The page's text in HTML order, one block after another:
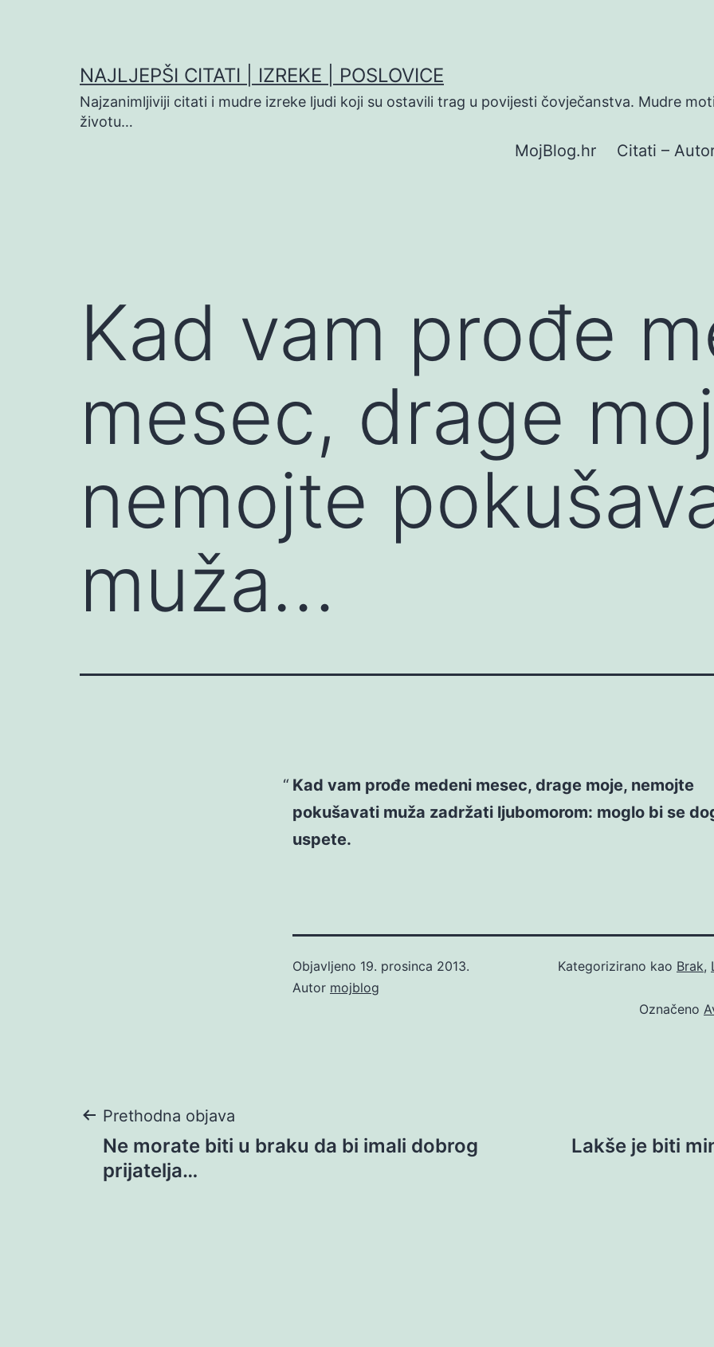
NAJLJEPŠI CITATI | IZREKE | POSLOVICE
Najzanimljiviji citati i mudre izreke ljudi koji su ostavili trag u povijesti čovječanstva. Mudre
životu…
MojBlog.hr Citati –
Kad vam prođe
mesec, drage
nemojte
muža…
Kad vam prođe medeni mesec, drage moje, nemojte
pokušavati muža zadržati ljubomorom: moglo bi se
uspete.
Objavljeno 19. prosinca 2013.
Autor mojblog
Kategorizirano kao Brak,
Označeno
Navigacija
objava
Prethodna objava
Ne morate biti u braku da bi imali dobrog
prijatelja…
Lakše je biti